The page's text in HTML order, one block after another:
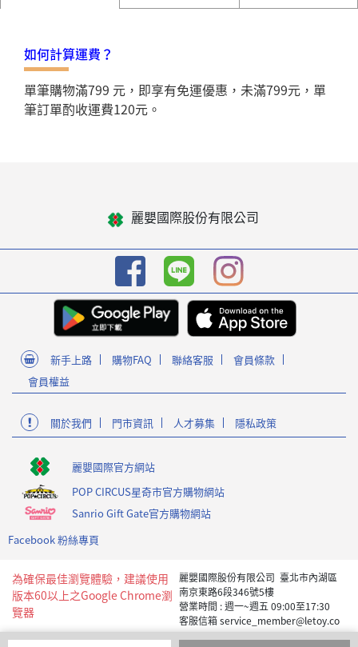
如何計算運費？
單筆購物滿799 元，即享有免運優惠，未滿799元，單
筆訂單酌收運費120元。
麗嬰國際股份有限公司
新手上路 購物FAQ 聯絡客服
會員條款
會員權益
關於我們 門市資訊 人才募集 隱私政策
麗嬰國際官方網站
POP CIRCUS星奇市官方購物網站
Sanrio Gift Gate官方購物網站
Facebook 粉絲專頁
為確保最佳瀏覽體驗，建議使用
版本60以上之Google Chrome瀏
覽器
麗嬰國際股份有限公司 臺北市內湖區
南京東路6段346號5樓
營業時間 : 週一~週五 09:00至17:30
客服信箱 service_member@letoy.co